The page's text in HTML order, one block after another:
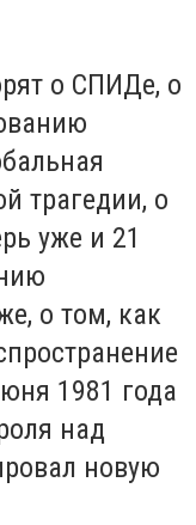
о СПИДе, о
трагедии, о
уже и 21
о том, как
1981 года
над
новую